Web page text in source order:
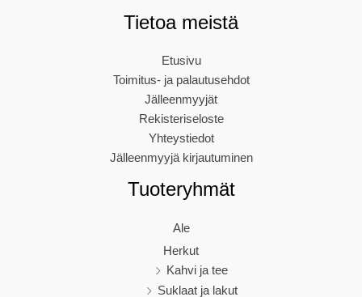
tuotteen
Tietoa meistä
Etusivu
Toimitus- ja palautusehdot
Jälleenmyyjät
Rekisteriseloste
Yhteystiedot
Jälleenmyyjä kirjautuminen
Tuoteryhmät
Ale
Herkut
Kahvi ja tee
Suklaat ja lakut